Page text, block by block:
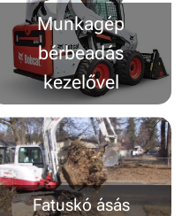
Munkagép
bérbeadás
kezelővel
Fatuskó ásás